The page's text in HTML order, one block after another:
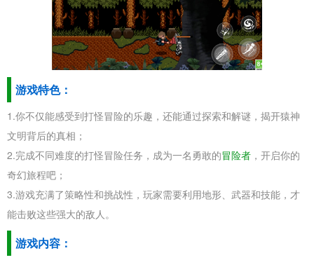
游戏特色：
1.你不仅能感受到打怪冒险的乐趣，还能通过探索和解谜，揭开猿神
文明背后的真相；
2.完成不同难度的打怪冒险任务，成为一名勇敢的冒险者 ，开启你的
奇幻旅程吧；
3.游戏充满了策略性和挑战性，玩家需要利用地形、武器和技能，才
能击败这些强大的敌人。
游戏内容：